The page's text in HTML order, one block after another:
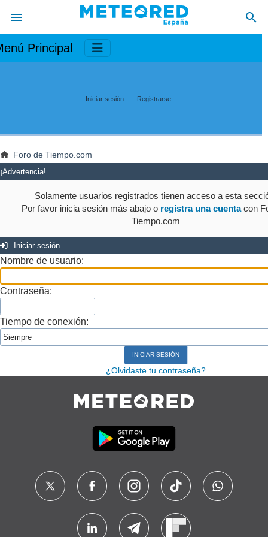
Principal
Iniciar sesión Registrarse
Foro de Tiempo.com
¡Advertencia!
Solamente usuarios registrados tienen acceso a esta
Por favor inicia sesión más abajo o registra una cuentacon
Tiempo.com
Iniciar sesión
Nombre de usuario:
Contraseña:
Tiempo de conexión:
¿Olvidaste tu contraseña?